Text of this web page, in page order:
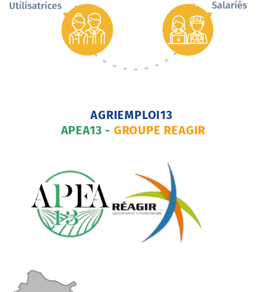
AGRIEMPLOI13
APEA13 - GROUPE REAGIR